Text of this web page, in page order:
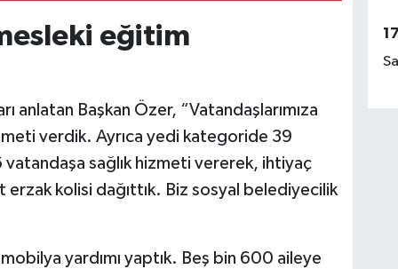
eğitim
anlatan Başkan Özer, “Vatandaşlarımıza
verdik. Ayrıca yedi kategoride 39
sağlık hizmeti vererek, ihtiyaç
erzak kolisi dağıttık. Biz sosyal belediyecilik
yardımı yaptık. Beş bin 600 aileye